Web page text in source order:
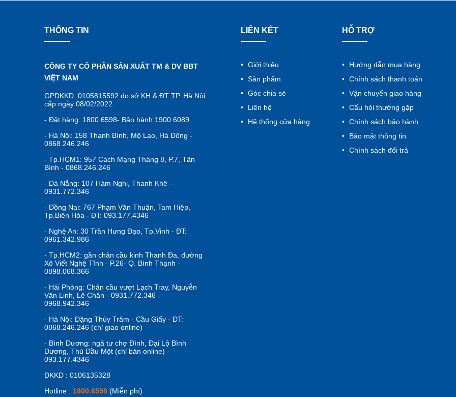
THÔNG TIN
CÔNG TY CỔ PHẦN SẢN XUẤT TM & DV BBT
VIỆT NAM
GPDKKD: 0105815592 do sở KH & ĐT TP. Hà Nội
cấp ngày 08/02/2022.
- Đặt hàng: 1800.6598- Bảo hành:1900.6089
- Hà Nội: 158 Thanh Bình, Mộ Lao, Hà Đông -
0868.246.246
- Tp.HCM1: 957 Cách Mạng Tháng 8, P.7, Tân
Bình - 0868.246.246
- Đà Nẵng: 107 Hàm Nghi, Thanh Khê -
0931.772.346
- Đồng Nai: 767 Phạm Văn Thuận, Tam Hiệp,
Tp.Biên Hòa - ĐT: 093.177.4346
- Nghệ An: 30 Trần Hưng Đạo, Tp.Vinh - ĐT:
0961.342.986
- Tp.HCM2: gần chân cầu kinh Thanh Đa, đường
Xô Viết Nghệ Tĩnh - P.26- Q. Bình Thạnh -
0898.068.366
- Hải Phòng: Chân cầu vượt Lạch Tray, Nguyễn
Văn Linh, Lê Chân - 0931.772.346 -
0968.942.346
- Hà Nội: Đặng Thùy Trâm - Cầu Giấy - ĐT:
0868.246.246 (chỉ giao online)
- Bình Dương: ngã tư chợ Đình, Đại Lộ Bình
Dương, Thủ Dầu Một (chỉ bán online) -
093.177.4346
ĐKKD : 0106135328
Hotline : 1800.6598 (Miễn phí)
LIÊN KẾT
Giới thiệu
Sản phẩm
Góc chia sẻ
Liên hệ
Hệ thống cửa hàng
HỖ TRỢ
Hướng dẫn mua hàng
Chính sách thanh toán
Vận chuyển giao hàng
Cẩu hỏi thường gặp
Chính sách bảo hành
Bảo mật thông tin
Chính sách đổi trả